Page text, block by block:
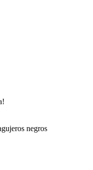
negros